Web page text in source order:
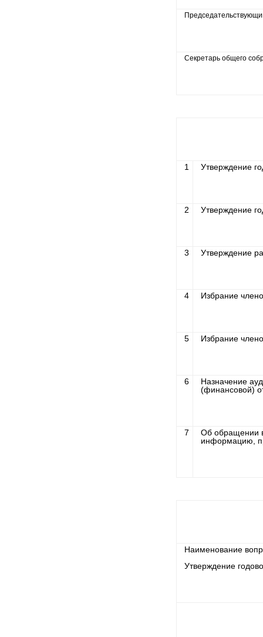
Секретарь общего
1 Утверждение
2 Утверждение
3 Утверждение
4 Избрание
5 Избрание
6
Назначение
(финансовой)
7
Об обращении
информацию,
Наименование
Утверждение